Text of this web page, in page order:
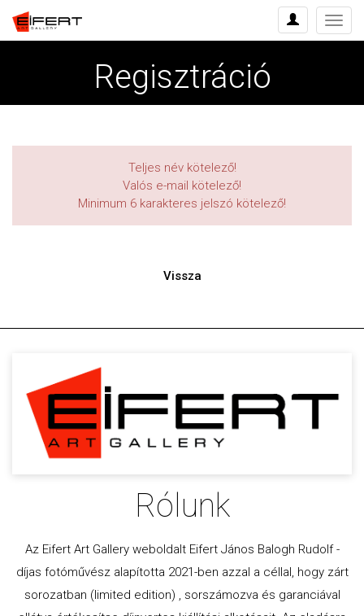
Menü
Regisztráció
Teljes név kötelező!
Valós e-mail kötelező!
Minimum 6 karakteres jelszó kötelező!
Vissza
Rólunk
Az Eifert Art Gallery weboldalt Eifert János Balogh Rudolf -
díjas fotóművész alapította 2021-ben azzal a céllal, hogy zárt
sorozatban (limited edition) , sorszámozva és garanciával